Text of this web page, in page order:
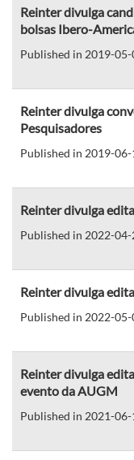
Reinter divulga
bolsas Ibero-
Published in 2019-
Reinter divulga
Pesquisadores
Published in 2019-
Reinter divulga
Published in 2022-
Reinter divulga
Published in 2022-
Reinter divulga
evento da AUGM
Published in 2021-